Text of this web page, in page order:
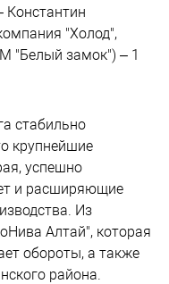
Константин
"Холод",
"Белый замок") – 1
стабильно
крупнейшие
успешно
и расширяющие
Из
Алтай", которая
обороты, а также
района.